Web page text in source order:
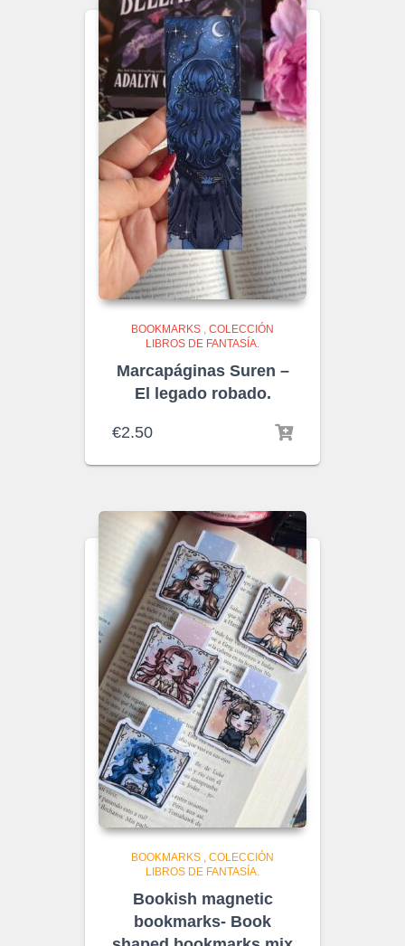
BOOKMARKS , COLECCIÓN
LIBROS DE FANTASÍA.
Marcapáginas Suren –
El legado robado.
€2.50
BOOKMARKS , COLECCIÓN
LIBROS DE FANTASÍA.
Bookish magnetic
bookmarks- Book